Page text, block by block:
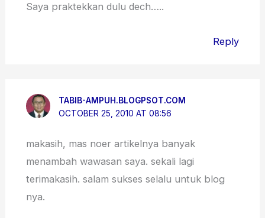
Saya praktekkan dulu dech…..
Reply
TABIB-AMPUH.BLOGPSOT.COM
OCTOBER 25, 2010 AT 08:56
makasih, mas noer artikelnya banyak
menambah wawasan saya. sekali lagi
terimakasih. salam sukses selalu untuk blog
nya.